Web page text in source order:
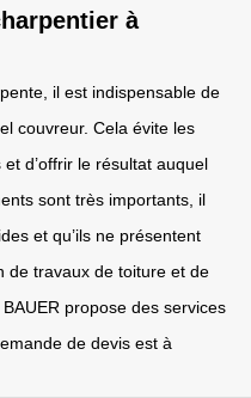
à
il est indispensable de
couvreur. Cela évite les
d’offrir le résultat auquel
sont très importants, il
et qu’ils ne présentent
de travaux de toiture et de
propose des services
de devis est à